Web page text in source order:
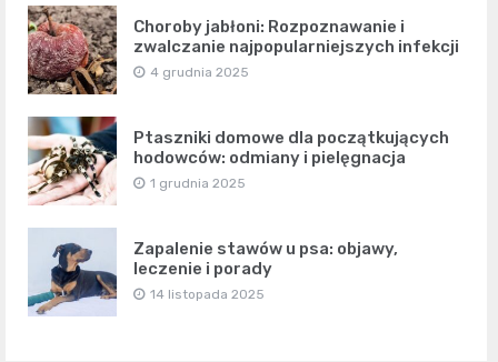
Choroby jabłoni: Rozpoznawanie i
zwalczanie najpopularniejszych infekcji
4 grudnia 2025
Ptaszniki domowe dla początkujących
hodowców: odmiany i pielęgnacja
1 grudnia 2025
Zapalenie stawów u psa: objawy,
leczenie i porady
14 listopada 2025